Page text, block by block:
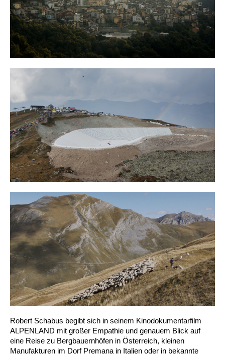
Robert Schabus begibt sich in seinem Kinodokumentarfilm
ALPENLAND mit großer Empathie und genauem Blick auf
eine Reise zu Bergbauernhöfen in Österreich, kleinen
Manufakturen im Dorf Premana in Italien oder in bekannte